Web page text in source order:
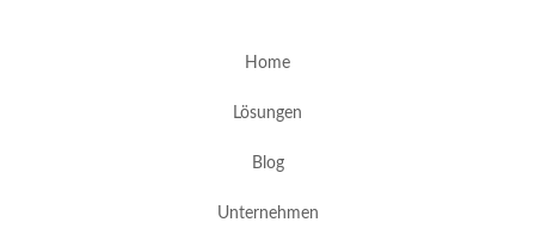
Home
Lösungen
Blog
Unternehmen